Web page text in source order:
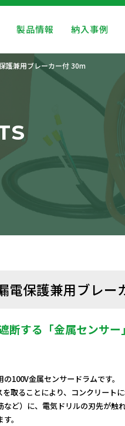
製品情報 納入事例
護兼用ブレーカー付 30m
電保護兼用ブレー
断する「金属センサー
の100V金属センサードラムです。
を取ることにより、コンクリート
など）に、電気ドリルの刃先が
。